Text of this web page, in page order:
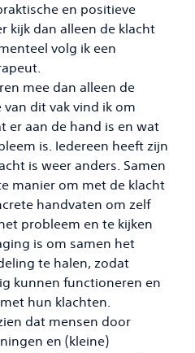
en positieve
kijk dan alleen de klacht
volg ik een
mee dan alleen de
van dit vak vind ik om
er aan de hand is en wat
is. Iedereen heeft zijn
is weer anders. Samen
manier om met de klacht
handvaten om zelf
probleem en te kijken
is om samen het
te halen, zodat
kunnen functioneren en
hun klachten.
dat mensen door
en (kleine)